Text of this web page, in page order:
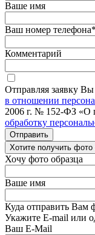
Ваше имя
Ваш номер телефона*
Комментарий
Отправляя заявку
в отношении
2006 г. № 152-ФЗ «О
обработку
Отправить
Хотите получить
Хочу фото образца
Ваше имя
Куда отправить Вам
Укажите E-mail или
Ваш E-Mail